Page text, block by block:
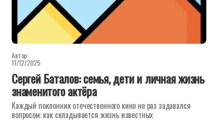
Автор:
11/12/2025
Сергей Баталов: семья, дети и личная жизнь
знаменитого актёра
Каждый поклонник отечественного кино не раз задавался
вопросом: как складывается жизнь известных